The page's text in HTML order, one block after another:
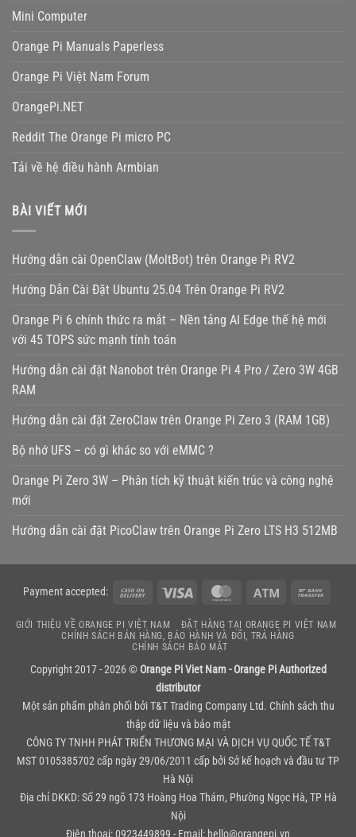
Mini Computer
Orange Pi Manuals Paperless
Orange Pi Việt Nam Forum
OrangePi.NET
Reddit The Orange Pi micro PC
Tải về hệ điều hành Armbian
BÀI VIẾT MỚI
Hướng dẫn cài OpenClaw (MoltBot) trên Orange Pi RV2
Hướng Dẫn Cài Đặt Ubuntu 25.04 Trên Orange Pi RV2
Orange Pi 6 chính thức ra mắt – Nền tảng AI Edge thế hệ mới
với 45 TOPS sức mạnh tính toán
Hướng dẫn cài đặt Nanobot trên Orange Pi 4 Pro / Zero 3W 4GB
RAM
Hướng dẫn cài đặt ZeroClaw trên Orange Pi Zero 3 (RAM 1GB)
Bộ nhớ UFS – có gì khác so với eMMC ?
Orange Pi Zero 3W – Phân tích kỹ thuật kiến trúc và công nghệ
mới
Hướng dẫn cài đặt PicoClaw trên Orange Pi Zero LTS H3 512MB
Payment accepted:
Cash
Delivery
MasterCard Atm
GIỚI THIỆU VỀ ORANGE PI VIỆT NAM
ĐẶT HÀNG TẠI ORANGE PI VIỆT NAM
CHÍNH SÁCH BÁN HÀNG, BẢO HÀNH VÀ ĐỔI, TRẢ HÀNG
CHÍNH SÁCH BẢO MẬT
Copyright 2017 - 2026 © Orange Pi Viet Nam - Orange Pi Authorized
distributor
Một sản phẩm phân phối bởiT&T Trading Company Ltd. Chính sách thu
thập dữ liệu và bảo mật
CÔNG TY TNHH PHÁT TRIỂN THƯƠNG MẠI VÀ DỊCH VỤ QUỐC TẾ T&T
MST 0105385702 cấp ngày 29/06/2011 cấp bởi Sở kế hoạch và đầu tư TP
Hà Nội
Địa chỉ DKKD: Số 29 ngõ 173 Hoàng Hoa Thám, Phường Ngọc Hà, TP Hà
Nội
Điện thoại: 0923449899 - Email: hello@orangepi.vn